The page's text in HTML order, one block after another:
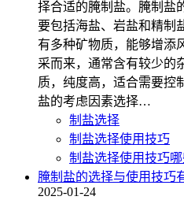
择合适的腌制盐。腌制盐
要包括海盐、岩盐和精制
有多种矿物质，能够增添
采而来，通常含有较少的
质，纯度高，适合需要控
盐的考虑因素选择…
制盐选择
制盐选择使用技巧
制盐选择使用技巧
腌制盐的选择与使用技巧
2025-01-24